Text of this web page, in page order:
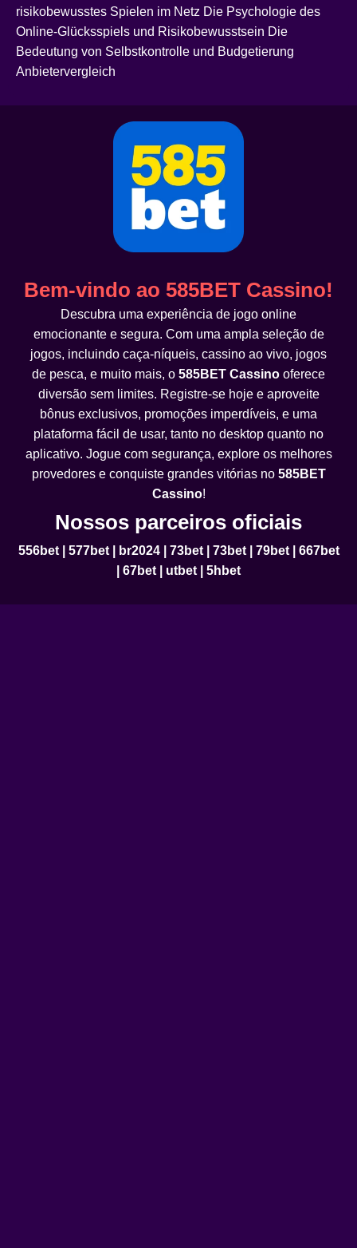
risikobewusstes Spielen im Netz Die Psychologie des
Online-Glücksspiels und Risikobewusstsein Die
Bedeutung von Selbstkontrolle und Budgetierung
Anbietervergleich
Bem-vindo ao 585BET Cassino!
Descubra uma experiência de jogo online
emocionante e segura. Com uma ampla seleção de
jogos, incluindo caça-níqueis, cassino ao vivo, jogos
de pesca, e muito mais, o 585BET Cassino oferece
diversão sem limites. Registre-se hoje e aproveite
bônus exclusivos, promoções imperdíveis, e uma
plataforma fácil de usar, tanto no desktop quanto no
aplicativo. Jogue com segurança, explore os melhores
provedores e conquiste grandes vitórias no 585BET
Cassino!
Nossos parceiros oficiais
556bet| 577bet| br2024| 73bet| 73bet| 79bet| 667bet
67bet utbet 5hbet